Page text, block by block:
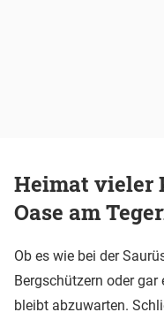
Heimat vieler
Oase am
Ob es wie bei der
Bergschützern oder gar
bleibt abzuwarten.